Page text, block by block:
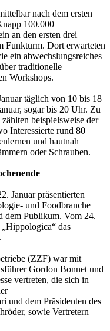
nach dem ersten
100.000
an den ersten drei
Funkturm. Dort erwarteten
ein abwechslungsreiches
traditionelle
Workshops.
täglich von 10 bis 18
sogar bis 20 Uhr. Zu
beispielsweise der
Interessierte rund 80
und hautnah
oder Schrauben.
Januar präsentierten
und Foodbranche
dem Publikum. Vom 24.
das
(ZZF) war mit
Gordon Bonnet und
vertreten, die sich in
und dem Präsidenten des
sowie Vertretern